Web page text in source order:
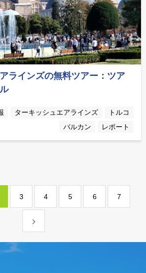
ラインズの無料ツアー：ツア
ターキッシュエアラインズ
トルコ
バルカン
レポート
3 4 5 6 7